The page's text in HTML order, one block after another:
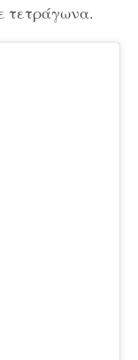
τετράγωνα.